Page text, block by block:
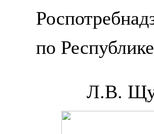
по
Л.В.